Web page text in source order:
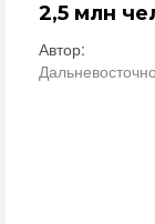
2,5 млн
Автор: